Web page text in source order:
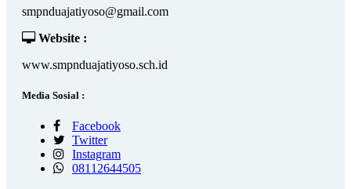
smpnduajatiyoso@gmail.com
Website :
www.smpnduajatiyoso.sch.id
Media Sosial :
Facebook
Twitter
Instagram
08112644505